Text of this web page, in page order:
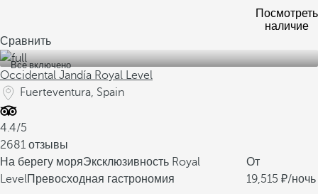
Посмотреть
наличие
Сравнить
Все включено
Occidental Jandía Royal Level
Fuerteventura, Spain
4.4/5
2681 отзывы
На берегу моряЭксклюзивность Royal
LevelПревосходная гастрономия
От
19,515
/ночь